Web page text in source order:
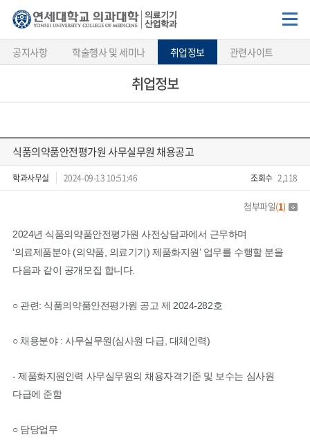
공지사항 학술행사 및 세미나 취업정보 관련사이트
취업정보
식품의약품안전평가원 사무실무원 채용공고
학과사무실 2024-09-13 10:51:46 조회수 2,118
첨부파일(1)
2024년 식품의약품안전평가원 사전상담과에서 근무하며
‘의료제품분야 (의약품, 의료기기) 제품화지원’ 업무를 수행할 분을
다음과 같이 공개모집 합니다.
○ 관련: 식품의약품안전평가원 공고 제 2024-282호
○ 채용분야 : 사무실무원(심사원 다급, 대체인력)
- 제품화지원인력 사무실무원의 채용자격기준 및 보수는 심사원
다급에 준함
○ 담당업무